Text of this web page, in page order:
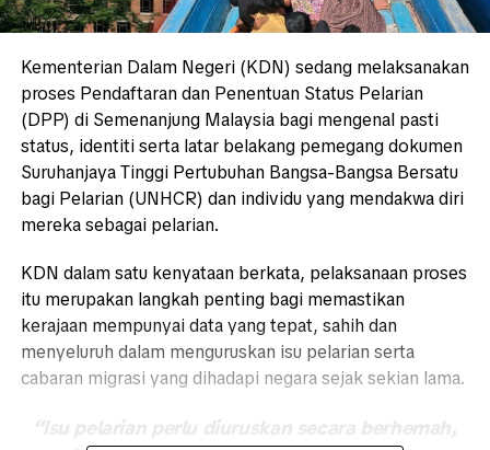
Kementerian Dalam Negeri (KDN) sedang melaksanakan
proses Pendaftaran dan Penentuan Status Pelarian
(DPP) di Semenanjung Malaysia bagi mengenal pasti
status, identiti serta latar belakang pemegang dokumen
Suruhanjaya Tinggi Pertubuhan Bangsa-Bangsa Bersatu
bagi Pelarian (UNHCR) dan individu yang mendakwa diri
mereka sebagai pelarian.
KDN dalam satu kenyataan berkata, pelaksanaan proses
itu merupakan langkah penting bagi memastikan
kerajaan mempunyai data yang tepat, sahih dan
menyeluruh dalam menguruskan isu pelarian serta
cabaran migrasi yang dihadapi negara sejak sekian lama.